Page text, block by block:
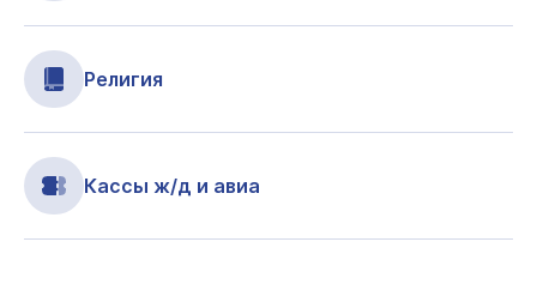
Религия
Кассы ж/д и авиа